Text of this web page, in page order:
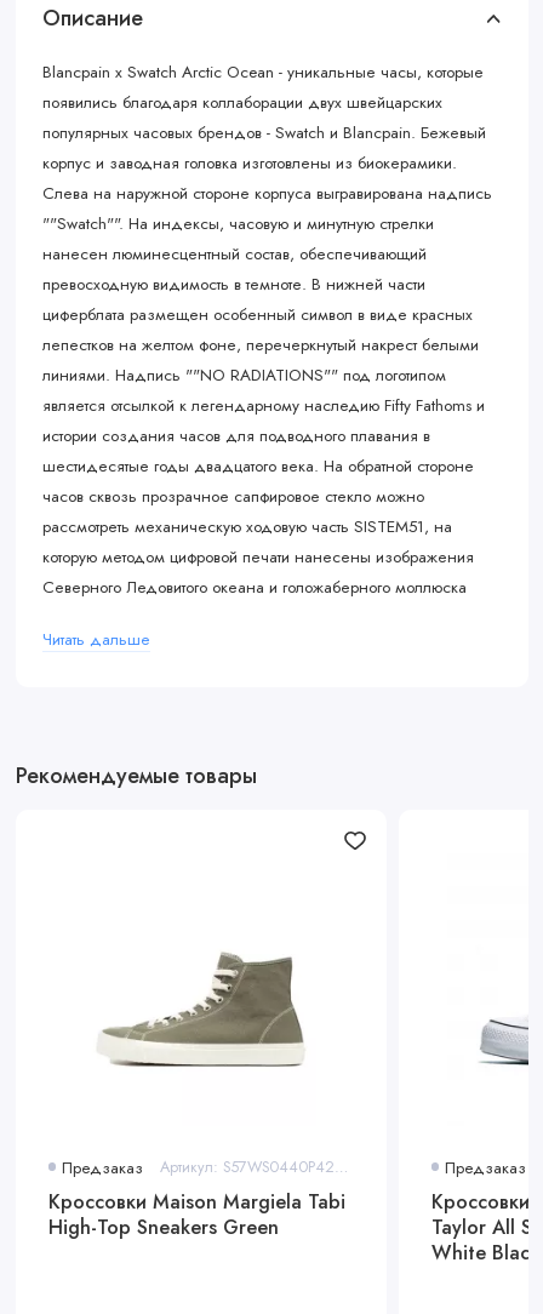
Описание
Blancpain x Swatch Arctic Ocean - уникальные часы, которые
появились благодаря коллаборации двух швейцарских
популярных часовых брендов - Swatch и Blancpain. Бежевый
корпус и заводная головка изготовлены из биокерамики.
Слева на наружной стороне корпуса выгравирована надпись
""Swatch"". На индексы, часовую и минутную стрелки
нанесен люминесцентный состав, обеспечивающий
превосходную видимость в темноте. В нижней части
циферблата размещен особенный символ в виде красных
лепестков на желтом фоне, перечеркнутый накрест белыми
линиями. Надпись ""NO RADIATIONS"" под логотипом
является отсылкой к легендарному наследию Fifty Fathoms и
истории создания часов для подводного плавания в
шестидесятые годы двадцатого века. На обратной стороне
часов сквозь прозрачное сапфировое стекло можно
рассмотреть механическую ходовую часть SISTEM51, на
которую методом цифровой печати нанесены изображения
Северного Ледовитого океана и голожаберного моллюска
NATO, который изготовлен из переработанных рыбацких
Читать дальше
Рекомендуемые товары
Предзаказ Артикул: S57WS0440P4291T7431
Кроссовки Maison Margiela Tabi
High-Top Sneakers Green
Предзаказ
Кроссовки
Taylor All
White Black